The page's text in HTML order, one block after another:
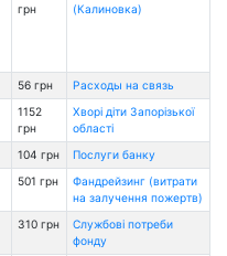
грн
(Калиновка)
56 грн Расходы на связь
1152
грн
Хворі діти Запорізької
області
104 грн Послуги банку
501 грн
Фандрейзинг (витрати
на залучення пожертв)
310 грн
Службові потреби
фонду